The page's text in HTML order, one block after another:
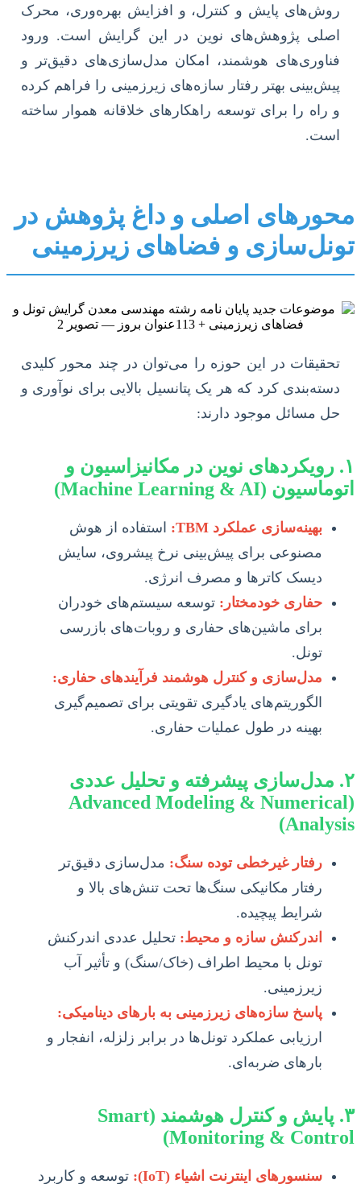
روش‌های پایش و کنترل، و افزایش بهره‌وری، محرک
اصلی پژوهش‌های نوین در این گرایش است. ورود
فناوری‌های هوشمند، امکان مدل‌سازی‌های دقیق‌تر و
پیش‌بینی بهتر رفتار سازه‌های زیرزمینی را فراهم کرده
و راه را برای توسعه راهکارهای خلاقانه هموار ساخته
است.
محورهای اصلی و داغ پژوهش در
تونل‌سازی و فضاهای زیرزمینی
تحقیقات در این حوزه را می‌توان در چند محور کلیدی
دسته‌بندی کرد که هر یک پتانسیل بالایی برای نوآوری و
حل مسائل موجود دارند:
۱. رویکردهای نوین در مکانیزاسیون و
اتوماسیون (Machine Learning & AI)
بهینه‌سازی عملکرد TBM:
استفاده از هوش
مصنوعی برای پیش‌بینی نرخ پیشروی، سایش
دیسک کاترها و مصرف انرژی.
حفاری خودمختار: توسعه سیستم‌های خودران
برای ماشین‌های حفاری و روبات‌های بازرسی
تونل.
مدل‌سازی و کنترل هوشمند فرآیندهای حفاری:
الگوریتم‌های یادگیری تقویتی برای تصمیم‌گیری
بهینه در طول عملیات حفاری.
۲. مدل‌سازی پیشرفته و تحلیل عددی
(Advanced Modeling & Numerical
Analysis)
رفتار غیرخطی توده سنگ: مدل‌سازی دقیق‌تر
رفتار مکانیکی سنگ‌ها تحت تنش‌های بالا و
شرایط پیچیده.
اندرکنش سازه و محیط: تحلیل عددی اندرکنش
تونل با محیط اطراف (خاک/سنگ) و تأثیر آب
زیرزمینی.
پاسخ سازه‌های زیرزمینی به بارهای دینامیکی:
ارزیابی عملکرد تونل‌ها در برابر زلزله، انفجار و
بارهای ضربه‌ای.
۳. پایش و کنترل هوشمند (Smart
Monitoring & Control)
سنسورهای اینترنت اشیاء (IoT): توسعه و کاربرد